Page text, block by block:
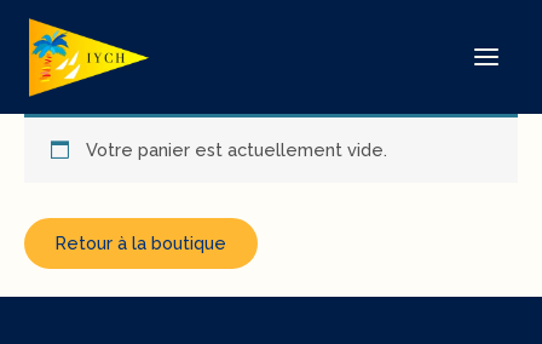
contenu
Votre panier est actuellement vide.
Retour à la boutique